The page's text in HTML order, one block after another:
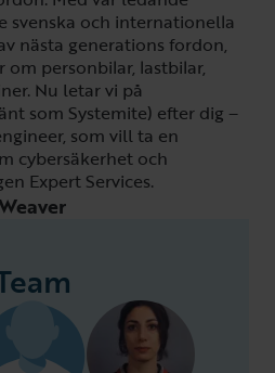
svenska och internationella
nästa generations fordon,
personbilar, lastbilar,
Nu letar vi på
som Systemite) efter dig –
som vill ta en
cybersäkerhet och
Expert Services.